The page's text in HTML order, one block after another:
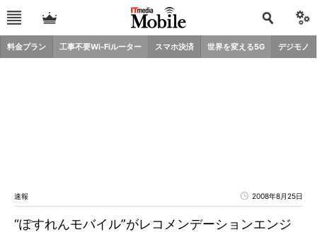
料金プラン 工事不要Wi-Fiルーター スマホ決済 世界を変える5G デジモノ
速報 2008年8月25日
“ぽすれんモバイル”がレコメンデーションエンジ